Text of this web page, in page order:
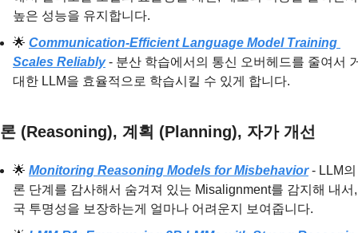
높은 성능을 유지합니다.
🌟 Communication-Efficient Language Model Training
Scales Reliably - 분산 학습에서의 통신 오버헤드를 줄여서
대한 LLM을 효율적으로 학습시킬 수 있게 합니다.
(Reasoning), 계획 (Planning), 자가 개선
🌟 Monitoring Reasoning Models for Misbehavior - LLM의
론 단계를 감사해서 숨겨져 있는 Misalignment를 감지해 내서
국 투명성을 보장하는게 얼마나 어려운지 보여줍니다.